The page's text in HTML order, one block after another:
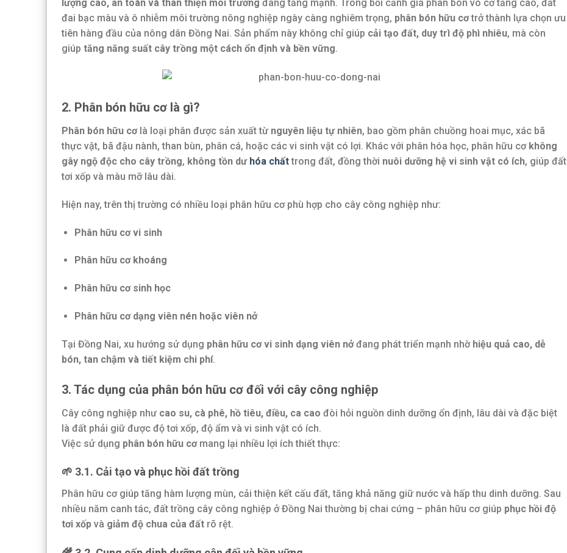
lượng cao, an toàn và thân thiện môi trường đang tăng mạnh. Trong bối cảnh giá phân bón vô cơ tăng cao, đất
đai bạc màu và ô nhiễm môi trường nông nghiệp ngày càng nghiêm trọng, phân bón hữu cơtrở thành lựa chọn ưu
tiên hàng đầu của nông dân Đồng Nai. Sản phẩm này không chỉ giúp cải tạo đất, duy trì độ phì nhiêu, mà còn
giúp tăng năng suất cây trồng một cách ổn định và bền vững.
2. Phân bón hữu cơ là gì?
Phân bón hữu cơlà loại phân được sản xuất từ nguyên liệu tự nhiên, bao gồm phân chuồng hoai mục, xác bã
thực vật, bã đậu nành, than bùn, phân cá, hoặc các vi sinh vật có lợi. Khác với phân hóa học, phân hữu cơ không
gây ngộ độc cho cây trồng, không tồn dư hóa chấttrong đất, đồng thời nuôi dưỡng hệ vi sinh vật có ích, giúp đất
tơi xốp và màu mỡ lâu dài.
Hiện nay, trên thị trường có nhiều loại phân hữu cơ phù hợp cho cây công nghiệp như:
Phân hữu cơ vi sinh
Phân hữu cơ khoáng
Phân hữu cơ sinh học
Phân hữu cơ dạng viên nén hoặc viên nở
Tại Đồng Nai, xu hướng sử dụng phân hữu cơ vi sinh dạng viên nởđang phát triển mạnh nhờ hiệu quả cao, dễ
bón, tan chậm và tiết kiệm chi phí.
3. Tác dụng của phân bón hữu cơ đối với cây công nghiệp
Cây công nghiệp như cao su, cà phê, hồ tiêu, điều, ca cao đòi hỏi nguồn dinh dưỡng ổn định, lâu dài và đặc biệt
là đất phải giữ được độ tơi xốp, độ ẩm và vi sinh vật có ích.
Việc sử dụng phân bón hữu cơmang lại nhiều lợi ích thiết thực:
🌱 3.1. Cải tạo và phục hồi đất trồng
Phân hữu cơ giúp tăng hàm lượng mùn, cải thiện kết cấu đất, tăng khả năng giữ nước và hấp thu dinh dưỡng. Sau
nhiều năm canh tác, đất trồng cây công nghiệp ở Đồng Nai thường bị chai cứng – phân hữu cơ giúp phục hồi độ
tơi xốp và giảm độ chua của đất rõ rệt.